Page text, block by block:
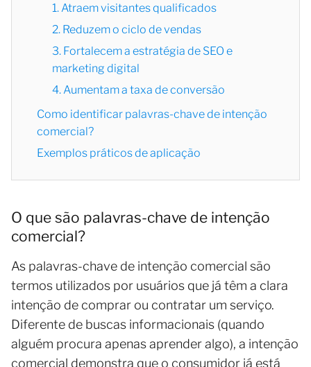
1. Atraem visitantes qualificados
2. Reduzem o ciclo de vendas
3. Fortalecem a estratégia de SEO e
marketing digital
4. Aumentam a taxa de conversão
Como identificar palavras-chave de intenção
comercial?
Exemplos práticos de aplicação
O que são palavras-chave de intenção
comercial?
As palavras-chave de intenção comercial são
termos utilizados por usuários que já têm a clara
intenção de comprar ou contratar um serviço.
Diferente de buscas informacionais (quando
alguém procura apenas aprender algo), a intenção
comercial demonstra que o consumidor já está